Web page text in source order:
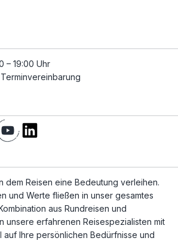
– 19:00 Uhr
dem Reisen eine Bedeutung verleihen.
und Werte fließen in unser gesamtes
aus Rundreisen und
unsere erfahrenen Reisespezialisten mit
Ihre persönlichen Bedürfnisse und